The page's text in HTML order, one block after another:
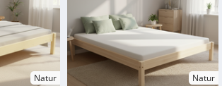
Natur
Natur